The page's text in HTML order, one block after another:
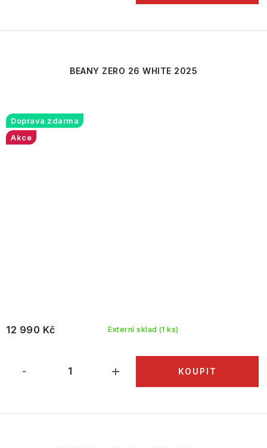
BEANY ZERO 26 WHITE 2025
Doprava zdarma
Akce
Externí sklad (1 ks)
12 990 Kč